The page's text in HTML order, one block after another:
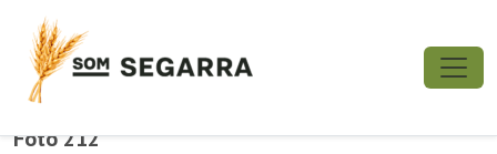
Foto 212